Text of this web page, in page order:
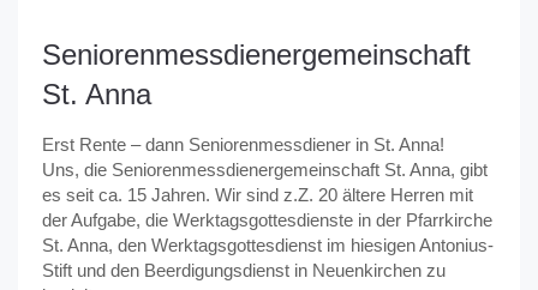
Seniorenmessdienergemeinschaft
St. Anna
Erst Rente – dann Seniorenmessdiener in St. Anna!
Uns, die Seniorenmessdienergemeinschaft St. Anna, gibt
es seit ca. 15 Jahren. Wir sind z.Z. 20 ältere Herren mit
der Aufgabe, die Werktagsgottesdienste in der Pfarrkirche
St. Anna, den Werktagsgottesdienst im hiesigen Antonius-
Stift und den Beerdigungsdienst in Neuenkirchen zu